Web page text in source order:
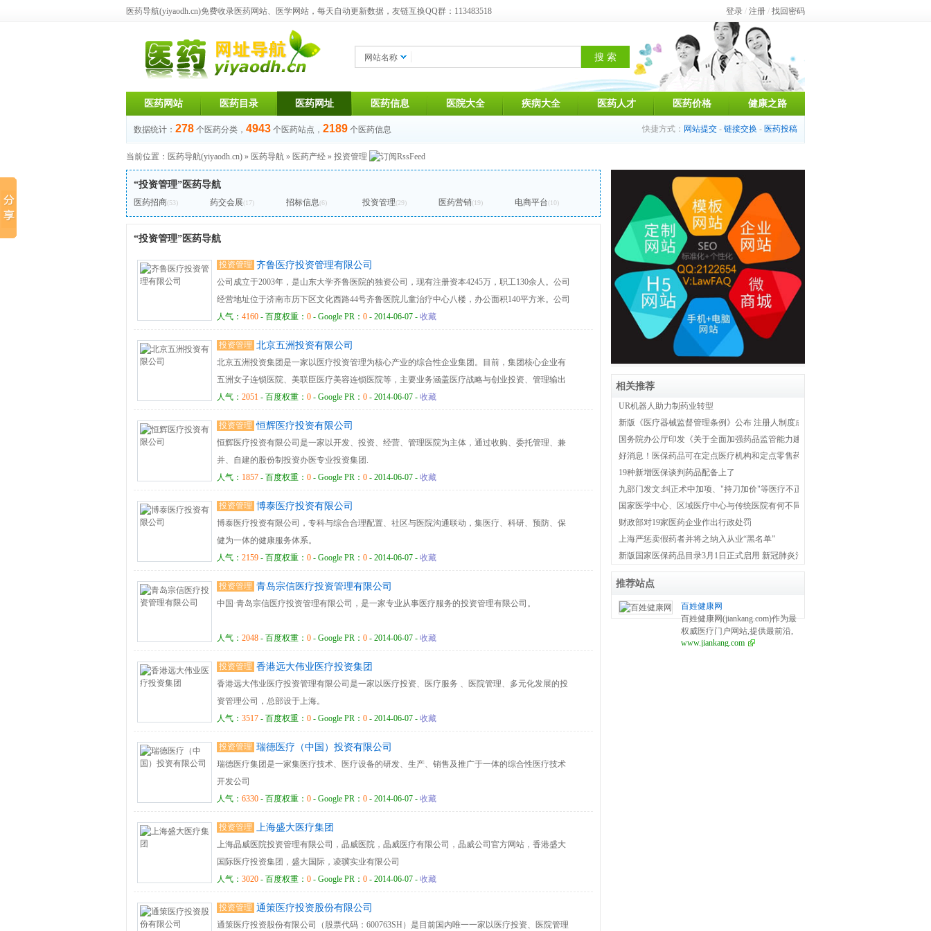
医药导航(yiyaodh.cn)免费收录医药网站、医学网站，每天自动更新数据，友链互换QQ群：113483518 登录 / 注册 / 找回密码
网站名称
医药网站 医药目录 医药网址 医药信息 医院大全 疾病大全 医药人才 医药价格 健康之路
数据统计： 278 个医药分类， 4943 个医药站点， 2189 个医药信息 快捷方式： 网站提交 - 链接交换 - 医药投稿
当前位置： 医药导航(yiyaodh.cn) » 医药导航 » 医药产经 » 投资管理
“投资管理”医药导航
医药招商(53) 药交会展(17) 招标信息(6) 投资管理(29) 医药营销(19) 电商平台(10)
“投资管理”医药导航
投资管理 齐鲁医疗投资管理有限公司
公司成立于2003年，是山东大学齐鲁医院的独资公司，现有注册资本4245万，职工130余人。公司
经营地址位于济南市历下区文化西路44号齐鲁医院儿童治疗中心八楼，办公面积140平方米。公司
医疗器械仓库位于齐鲁医院院内，建筑面积910平方米。 公司下设三个全资子公司，其中济南爱
一次性使用无菌医疗器械，体外诊断试剂以及植介入类等主要产品。
人气： 4160 - 百度权重： 0 - Google PR： 0 - 2014-06-07 - 收藏
投资管理 北京五洲投资有限公司
北京五洲投资集团是一家以医疗投资管理为核心产业的综合性企业集团。目前，集团核心企业有
五洲女子连锁医院、美联臣医疗美容连锁医院等，主要业务涵盖医疗战略与创业投资、管理输出
与人才培训、品牌传播与整合营销、文化教育等诸多领域，业务分布于北京、上海、重庆、石家
产业集团。
人气： 2051 - 百度权重： 0 - Google PR： 0 - 2014-06-07 - 收藏
投资管理 恒辉医疗投资有限公司
恒辉医疗投资有限公司是一家以开发、投资、经营、管理医院为主体，通过收购、委托管理、兼
并、自建的股份制投资办医专业投资集团.
人气： 1857 - 百度权重： 0 - Google PR： 0 - 2014-06-07 - 收藏
投资管理 博泰医疗投资有限公司
博泰医疗投资有限公司，专科与综合合理配置、社区与医院沟通联动，集医疗、科研、预防、保
健为一体的健康服务体系。
人气： 2159 - 百度权重： 0 - Google PR： 0 - 2014-06-07 - 收藏
投资管理 青岛宗信医疗投资管理有限公司
中国·青岛宗信医疗投资管理有限公司，是一家专业从事医疗服务的投资管理有限公司。
人气： 2048 - 百度权重： 0 - Google PR： 0 - 2014-06-07 - 收藏
投资管理 香港远大伟业医疗投资集团
香港远大伟业医疗投资管理有限公司是一家以医疗投资、医疗服务 、医院管理、多元化发展的投
资管理公司，总部设于上海。
人气： 3517 - 百度权重： 0 - Google PR： 0 - 2014-06-07 - 收藏
投资管理 瑞德医疗（中国）投资有限公司
瑞德医疗集团是一家集医疗技术、医疗设备的研发、生产、销售及推广于一体的综合性医疗技术
开发公司
人气： 6330 - 百度权重： 0 - Google PR： 0 - 2014-06-07 - 收藏
投资管理 上海盛大医疗集团
上海晶威医院投资管理有限公司，晶威医院，晶威医疗有限公司，晶威公司官方网站，香港盛大
国际医疗投资集团，盛大国际，凌骥实业有限公司
人气： 3020 - 百度权重： 0 - Google PR： 0 - 2014-06-07 - 收藏
投资管理 通策医疗投资股份有限公司
通策医疗投资股份有限公司（股票代码：600763SH）是目前国内唯一一家以医疗投资、医院管理
相关推荐
UR机器人助力制药业转型
新版《医疗器械监督管理条例》公布 注册人制度成为新监管体系主线
国务院办公厅印发《关于全面加强药品监管能力建设的实施意见》
好消息！医保药品可在定点医疗机构和定点零售药店双通道购买
19种新增医保谈判药品配备上了
九部门发文:纠正术中加项、"持刀加价"等医疗不正之风
国家医学中心、区域医疗中心与传统医院有何不同？国家卫健委权威解答！
财政部对19家医药企业作出行政处罚
上海严惩卖假药者并将之纳入从业“黑名单”
新版国家医保药品目录3月1日正式启用 新冠肺炎治疗药品全部纳入医保
推荐站点
百姓健康网
百姓健康网(jiankang.com)作为最
权威医疗门户网站,提供最前沿,
最完善的医疗资讯,依靠权威医
www.jiankang.com